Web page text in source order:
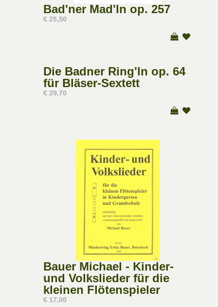
Bad'ner Mad'ln op. 257
€ 25,50
Die Badner Ring'ln op. 64
für Bläser-Sextett
€ 29,70
Bauer Michael - Kinder-
und Volkslieder für die
kleinen Flötenspieler
€ 17,00